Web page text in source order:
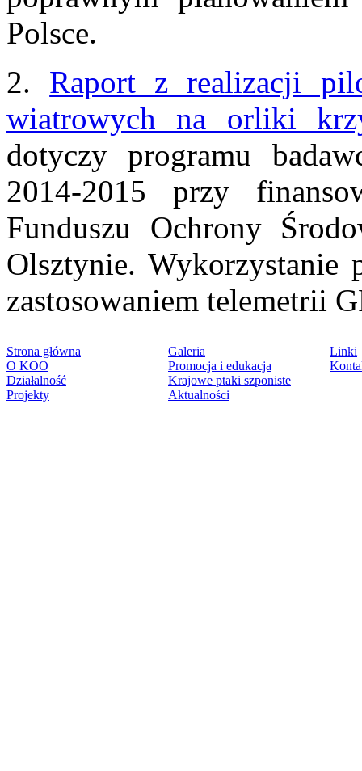
Polsce.
2. Raport z realizacji
wiatrowych na orliki
dotyczy programu
2014-2015 przy
Funduszu Ochrony
Olsztynie. Wykorzystanie
zastosowaniem telemetrii
Strona główna
O KOO
Działalność
Projekty
Galeria
Promocja i edukacja
Krajowe ptaki szponiste
Aktualności
Linki